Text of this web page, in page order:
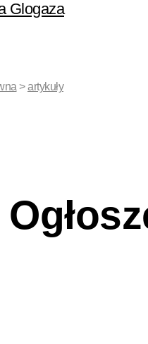
Glogaza
>artykuły